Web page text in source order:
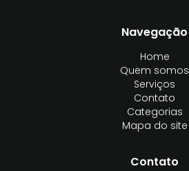
Navegação
Home
Quem somos
Serviços
Contato
Categorias
Mapa do site
Contato